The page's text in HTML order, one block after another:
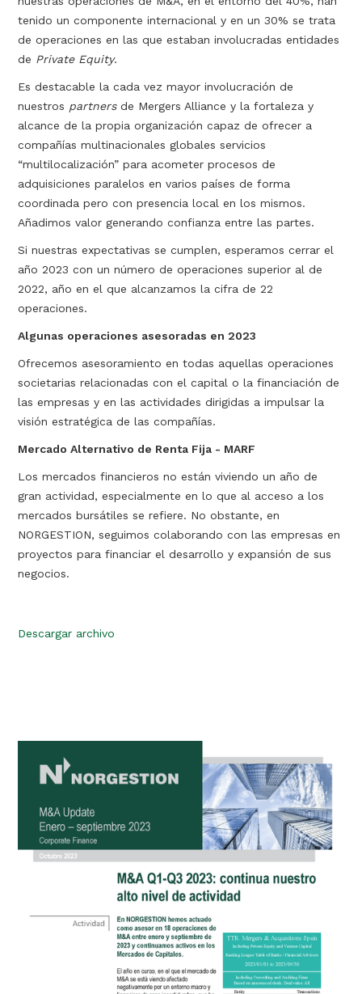
tenido un componente internacional y en un 30% se trata
de operaciones en las que estaban involucradas entidades
de Private Equity.
Es destacable la cada vez mayor involucración de
nuestros partnersde Mergers Alliance y la fortaleza y
alcance de la propia organización capaz de ofrecer a
compañías multinacionales globales servicios
“multilocalización” para acometer procesos de
adquisiciones paralelos en varios países de forma
coordinada pero con presencia local en los mismos.
Añadimos valor generando confianza entre las partes.
Si nuestras expectativas se cumplen, esperamos cerrar el
año 2023 con un número de operaciones superior al de
2022, año en el que alcanzamos la cifra de 22
operaciones.
Algunas operaciones asesoradas en 2023
Ofrecemos asesoramiento en todas aquellas operaciones
societarias relacionadas con el capital o la financiación de
las empresas y en las actividades dirigidas a impulsar la
visión estratégica de las compañías.
Mercado Alternativo de Renta Fija - MARF
Los mercados financieros no están viviendo un año de
gran actividad, especialmente en lo que al acceso a los
mercados bursátiles se refiere. No obstante, en
NORGESTION, seguimos colaborando con las empresas en
proyectos para financiar el desarrollo y expansión de sus
negocios.
Descargar archivo